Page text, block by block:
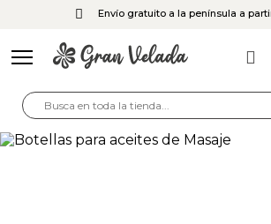
Envío gratuito a la península a